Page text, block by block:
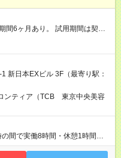
6ヶ月あり。 試用期間は契約
ます。 ＜試用期間終了後＞ 月給
万円）+残業代等 ＝平均月収36
毎年月給が上がっていくので
】試用期間あ
形態と給与に、本採用時と異
：新卒採用（契約社員） 給与：
新日本EXビル 3F（最寄り駅：
ンティア（TCB 東京中央美容
間で実働8時間・休憩1時間
3.2時間のため、ほぼ毎日定時で